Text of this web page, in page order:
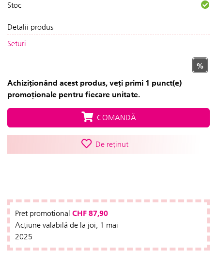
Stoc
Detalii produs
Seturi
%
Achiziționând acest produs, veți primi 1 punct(e)
promoționale pentru fiecare unitate.
COMANDĂ
De reținut
Pret promotional CHF 87,90
Acțiune valabilă de la joi, 1 mai
2025